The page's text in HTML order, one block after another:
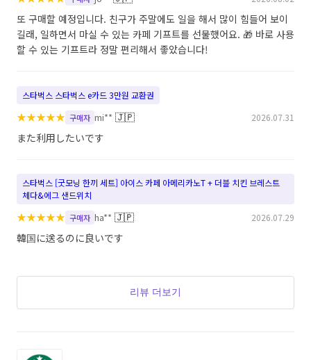
또 구매할 예정입니다. 친구가 주말에도 일을 해서 많이 힘들어 보이
길래, 일하면서 마실 수 있는 카페 기프트를 선물했어요. 🎁 바로 사용
할 수 있는 기프트라 정말 편리해서 좋았습니다!
스타벅스 스타벅스 e카드 3만원 교환권
★★★★★ 구매자 mi** 🇯🇵 2026.07.31
また利用したいです
스타벅스 [굿모닝 한끼 세트] 아이스 카페 아메리카노T + 더블 치킨 브레스트
체다&에그 샌드위치
★★★★★ 구매자 ha** 🇯🇵 2026.07.29
韓国に送るのに良いです
리뷰 더보기